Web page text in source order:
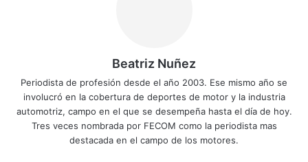
Beatriz Nuñez
Periodista de profesión desde el año 2003. Ese mismo año se
involucró en la cobertura de deportes de motor y la industria
automotriz, campo en el que se desempeña hasta el día de hoy.
Tres veces nombrada por FECOM como la periodista mas
destacada en el campo de los motores.